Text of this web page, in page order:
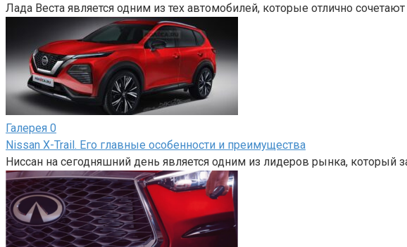
Лада Веста является одним из тех автомобилей, которые отлично
Галерея 0
Nissan X-Trail. Его главные особенности и преимущества
Ниссан на сегодняшний день является одним из лидеров рынка, который